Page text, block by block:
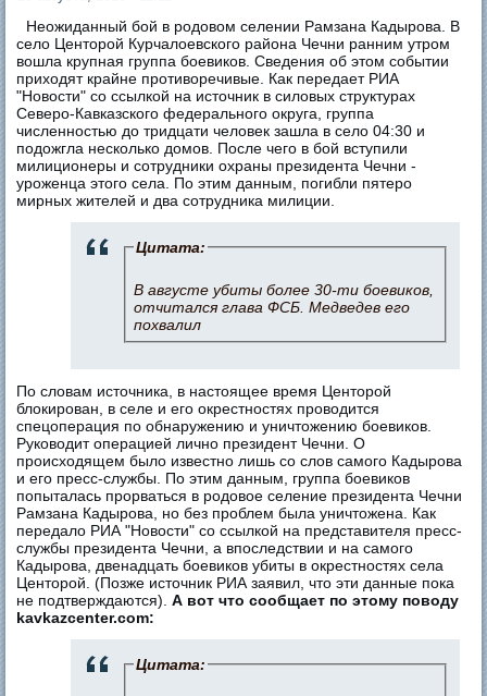
Неожиданный бой в родовом селении Рамзана Кадырова. В
село Центорой Курчалоевского района Чечни ранним утром
вошла крупная группа боевиков. Сведения об этом событии
приходят крайне противоречивые. Как передает РИА
"Новости" со ссылкой на источник в силовых структурах
Северо-Кавказского федерального округа, группа
численностью до тридцати человек зашла в село 04:30 и
подожгла несколько домов. После чего в бой вступили
милиционеры и сотрудники охраны президента Чечни -
уроженца этого села. По этим данным, погибли пятеро
мирных жителей и два сотрудника милиции.
Цитата:
В августе убиты более 30-ти боевиков,
отчитался глава ФСБ. Медведев его
похвалил
По словам источника, в настоящее время Центорой
блокирован, в селе и его окрестностях проводится
спецоперация по обнаружению и уничтожению боевиков.
Руководит операцией лично президент Чечни. О
происходящем было известно лишь со слов самого Кадырова
и его пресс-службы. По этим данным, группа боевиков
попыталась прорваться в родовое селение президента Чечни
Рамзана Кадырова, но без проблем была уничтожена. Как
передало РИА "Новости" со ссылкой на представителя пресс-
службы президента Чечни, а впоследствии и на самого
Кадырова, двенадцать боевиков убиты в окрестностях села
Центорой. (Позже источник РИА заявил, что эти данные пока
не подтверждаются).А вот что сообщает по этому поводу
kavkazcenter.com:
Цитата: